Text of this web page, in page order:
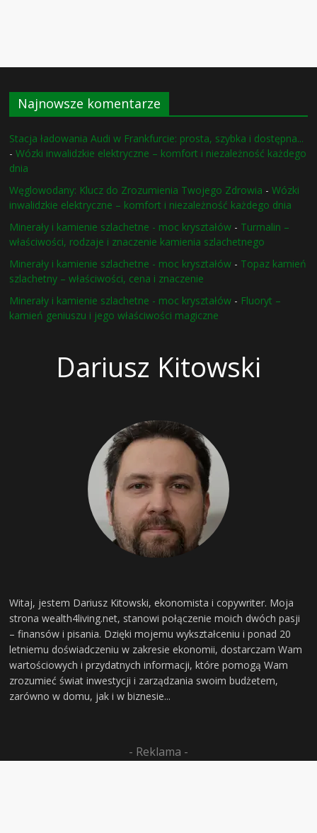
Najnowsze komentarze
Stacja ładowania Audi w Frankfurcie: prosta, szybka i dostępna...
-Wózki inwalidzkie elektryczne – komfort i niezależność każdego
dnia
Węglowodany: Klucz do Zrozumienia Twojego Zdrowia -Wózki
inwalidzkie elektryczne – komfort i niezależność każdego dnia
Minerały i kamienie szlachetne - moc kryształów - Turmalin –
właściwości, rodzaje i znaczenie kamienia szlachetnego
Minerały i kamienie szlachetne - moc kryształów - Topaz kamień
szlachetny – właściwości, cena i znaczenie
Minerały i kamienie szlachetne - moc kryształów - Fluoryt –
kamień geniuszu i jego właściwości magiczne
Dariusz Kitowski
Witaj, jestem Dariusz Kitowski, ekonomista i copywriter. Moja
strona wealth4living.net, stanowi połączenie moich dwóch pasji
– finansów i pisania. Dzięki mojemu wykształceniu i ponad 20
letniemu doświadczeniu w zakresie ekonomii, dostarczam Wam
wartościowych i przydatnych informacji, które pomogą Wam
zrozumieć świat inwestycji i zarządzania swoim budżetem,
zarówno w domu, jak i w biznesie...
- Reklama -